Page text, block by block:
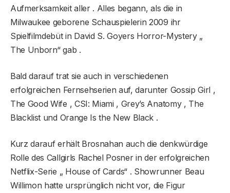
Aufmerksamkeit aller . Alles begann, als die in
Milwaukee geborene Schauspielerin 2009 ihr
Spielfilmdebüt in David S. Goyers Horror-Mystery „
The Unborn“ gab .
Bald darauf trat sie auch in verschiedenen
erfolgreichen Fernsehserien auf, darunter Gossip Girl ,
The Good Wife , CSI: Miami , Grey’s Anatomy , The
Blacklist und Orange Is the New Black .
Kurz darauf erhält Brosnahan auch die denkwürdige
Rolle des Callgirls Rachel Posner in der erfolgreichen
Netflix-Serie „ House of Cards“ . Showrunner Beau
Willimon hatte ursprünglich nicht vor, die Figur